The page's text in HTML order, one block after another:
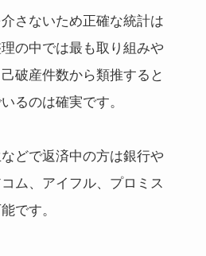
さないため正確な統計は
の中では最も取り組みや
破産件数から類推すると
るのは確実です。
どで返済中の方は銀行や
ム、アイフル、プロミス
です。